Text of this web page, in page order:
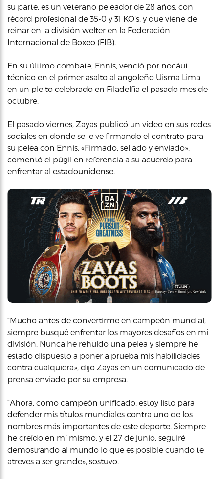
su parte, es un veterano peleador de 28 años, con
récord profesional de 35-0 y 31 KO’s, y que viene de
reinar en la división welter en la Federación
Internacional de Boxeo (FIB).
En su último combate, Ennis, venció por nocáut
técnico en el primer asalto al angoleño Uisma Lima
en un pleito celebrado en Filadelfia el pasado mes de
octubre.
El pasado viernes, Zayas publicó un video en sus redes
sociales en donde se le ve firmando el contrato para
su pelea con Ennis. «Firmado, sellado y enviado»,
comentó el púgil en referencia a su acuerdo para
enfrentar al estadounidense.
“Mucho antes de convertirme en campeón mundial,
siempre busqué enfrentar los mayores desafíos en mi
división. Nunca he rehuido una pelea y siempre he
estado dispuesto a poner a prueba mis habilidades
contra cualquiera», dijo Zayas en un comunicado de
prensa enviado por su empresa.
“Ahora, como campeón unificado, estoy listo para
defender mis títulos mundiales contra uno de los
nombres más importantes de este deporte. Siempre
he creído en mí mismo, y el 27 de junio, seguiré
demostrando al mundo lo que es posible cuando te
atreves a ser grande», sostuvo.